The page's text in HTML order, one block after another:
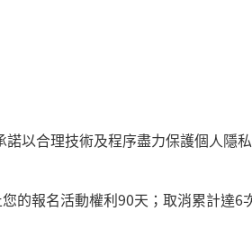
以合理技術及程序盡力保護個人隱
的報名活動權利90天；取消累計達6